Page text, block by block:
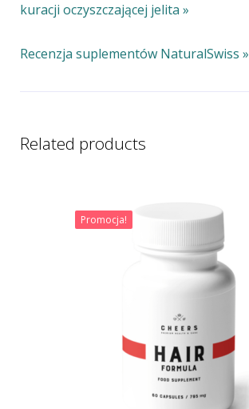
kuracji oczyszczającej jelita »
Recenzja suplementów NaturalSwiss »
Related products
Promocja!